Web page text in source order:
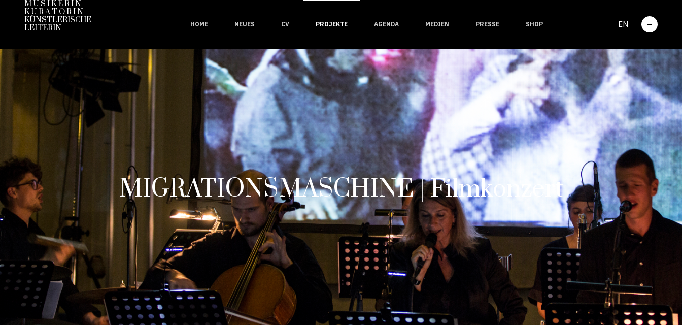
M U S I K E R I N
K U R A T O R I N
KÜNSTLERISCHE
LEITERIN
HOME NEUES CV PROJEKTE AGENDA MEDIEN PRESSE SHOP EN
MIGRATIONSMASCHINE | Filmkonzert